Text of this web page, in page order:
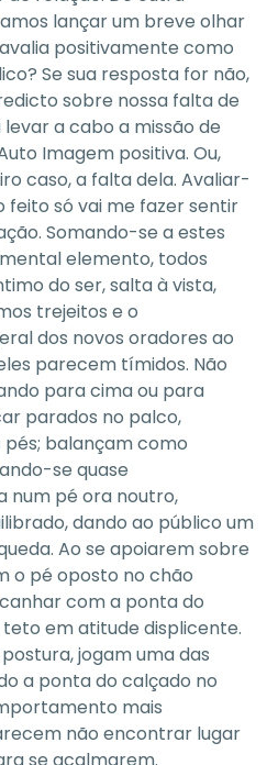
lançar um breve olhar
positivamente como
Se sua resposta for não,
sobre nossa falta de
a cabo a missão de
Imagem positiva. Ou,
caso, a falta dela. Avaliar-
só vai me fazer sentir
Somando-se a estes
elemento, todos
do ser, salta à vista,
trejeitos e o
dos novos oradores ao
parecem tímidos. Não
para cima ou para
parados no palco,
pés; balançam como
se quase
num pé ora noutro,
dando ao público um
Ao se apoiarem sobre
o pé oposto no chão
com a ponta do
em atitude displicente.
jogam uma das
a ponta do calçado no
mais
não encontrar lugar
se acalmarem.